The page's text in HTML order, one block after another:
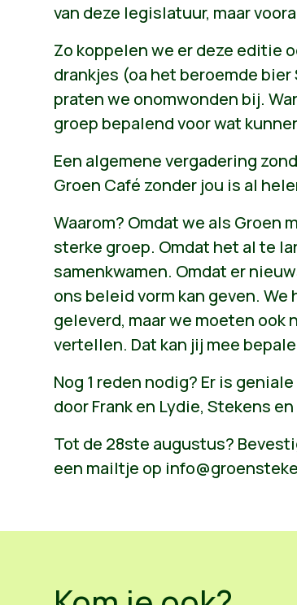
van deze legislatuur, maar
Zo koppelen we er deze editie
drankjes (oa het beroemde bier
praten we onomwonden bij.
groep bepalend voor wat
Een algemene vergadering
Groen Café zonder jou is al
Waarom? Omdat we als Groen
sterke groep. Omdat het al te
samenkwamen. Omdat er
ons beleid vorm kan geven.
geleverd, maar we moeten ook
vertellen. Dat kan jij mee
Nog 1 reden nodig? Er is
door Frank en Lydie, Stekens
Tot de 28ste augustus?
een mailtje op